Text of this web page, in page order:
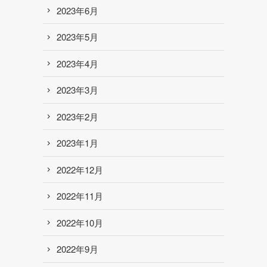
2023年6月
2023年5月
2023年4月
2023年3月
2023年2月
2023年1月
2022年12月
2022年11月
2022年10月
2022年9月